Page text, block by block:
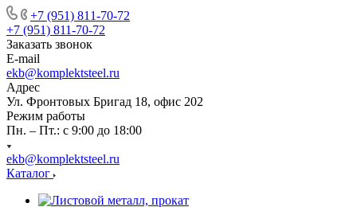
+7 (951) 811-70-72
+7 (951) 811-70-72
Заказать звонок
E-mail
ekb@komplektsteel.ru
Адрес
Ул. Фронтовых Бригад 18, офис 202
Режим работы
Пн. – Пт.: с 9:00 до 18:00
ekb@komplektsteel.ru
Каталог